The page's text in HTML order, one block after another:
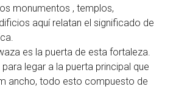
monumentos , templos,
aquí relatan el significado de
es la puerta de esta fortaleza.
legar a la puerta principal que
ancho, todo esto compuesto de